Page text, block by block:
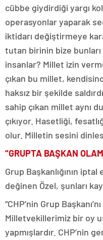
cübbe giydirdiği yargı
operasyonlar yaparak
iktidarı değiştirmeye
tutan birinin bize
insanlar? Millet izin
çıkan bu millet,
haksız bir şekilde
sahip çıkan millet aynı
çıkıyor. Hasetliği,
olur. Milletin sesini
“GRUPTA BAŞKAN
Grup Başkanlığının
değinen Özel, şunları
“CHP’nin Grup
Milletvekillerimiz bir oy
yapmışlardır. CHP’nin